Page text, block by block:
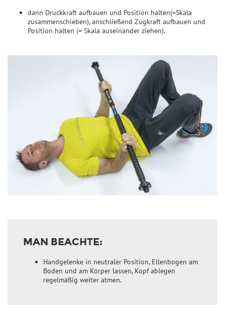
dann Druckkraft aufbauen und Position halten(=Skala
zusammenschieben), anschließend Zugkraft aufbauen und
Position halten (= Skala auseinander ziehen).
MAN BEACHTE:
Handgelenke in neutraler Position, Ellenbogen am
Boden und am Körper lassen, Kopf ablegen
regelmäßig weiter atmen.